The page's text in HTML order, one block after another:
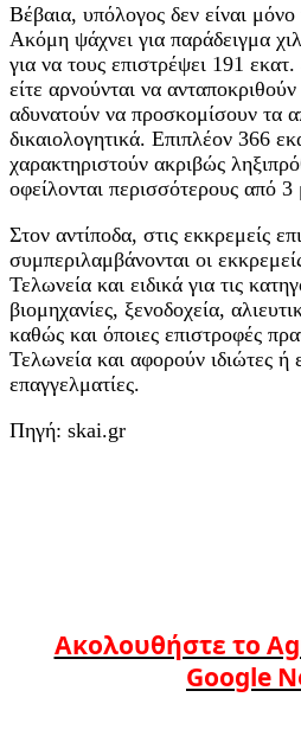
Βέβαια, υπόλογος δεν είναι
Ακόμη ψάχνει για παράδειγμα
για να τους επιστρέψει 191
είτε αρνούνται να
αδυνατούν να προσκομίσουν τα
δικαιολογητικά. Επιπλέον 366
χαρακτηριστούν ακριβώς
οφείλονται περισσότερους από 3
Στον αντίποδα, στις εκκρεμείς
συμπεριλαμβάνονται οι
Τελωνεία και ειδικά για τις
βιομηχανίες, ξενοδοχεία,
καθώς και όποιες επιστροφές
Τελωνεία και αφορούν ιδιώτες ή
επαγγελματίες.
Πηγή: skai.gr
Ακολουθήστε το
Google